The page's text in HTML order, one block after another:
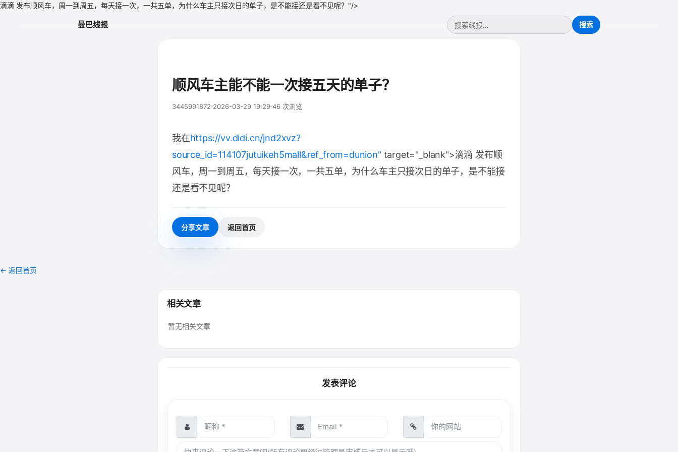
滴滴 发布顺风车，周一到周五，每天接一次，一共五单，为什么车主只接次日的单子，是不能接还是看不见呢？"/>
曼巴线报
顺风车主能不能一次接五天的单子？
3445991872 2026-03-29 19:29 46 次浏览
我在https://vv.didi.cn/jnd2xvz?
source_id=114107jutuikeh5mall&ref_from=dunion" target="_blank">滴滴 发布顺
风车，周一到周五，每天接一次，一共五单，为什么车主只接次日的单子，是不能接
还是看不见呢？
分享文章 返回首页
← 返回首页
相关文章
暂无相关文章
发表评论